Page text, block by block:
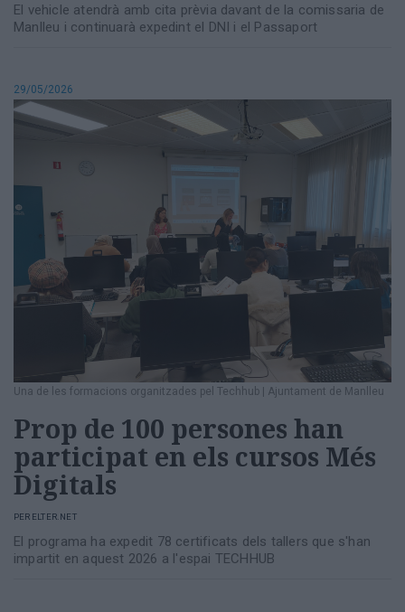
El vehicle atendrà amb cita prèvia davant de la comissaria de
Manlleu i continuarà expedint el DNI i el Passaport
29/05/2026
Una de les formacions organitzades pel Techhub Ajuntament de Manlleu
Prop de 100 persones han
participat en els cursos Més
Digitals
PER ELTER.NET
El programa ha expedit 78 certificats dels tallers que s'han
impartit en aquest 2026 a l'espai TECHHUB